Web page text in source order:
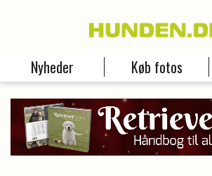
Nyheder Køb fotos